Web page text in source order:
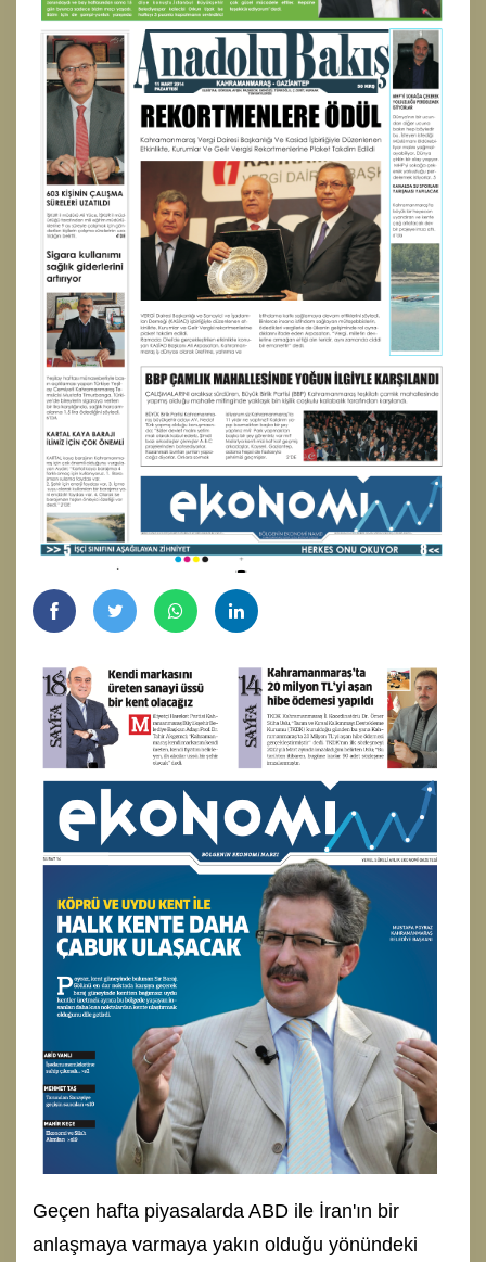
Geçen hafta piyasalarda ABD ile İran'ın bir
anlaşmaya varmaya yakın olduğu yönündeki